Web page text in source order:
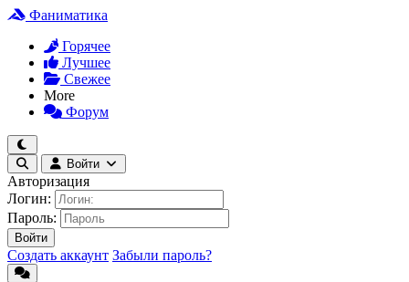
Фаниматика
Горячее
Лучшее
Свежее
More
Форум
Войти
Авторизация
Логин:
Пароль:
Войти
Создать аккаунт Забыли пароль?